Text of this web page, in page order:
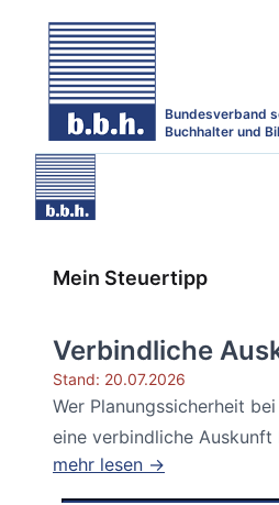
Bundesverband
Buchhalter und
Mein Steuertipp
Verbindliche
Stand: 20.07.2026
Wer Planungssicherheit
eine verbindliche Auskunft
mehr lesen →